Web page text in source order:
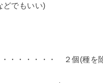
でもいい)
・・・・・・ ２個(種を